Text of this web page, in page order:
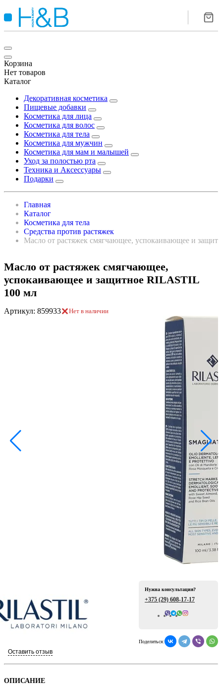
Корзина
Нет товаров
Каталог
Декоративная косметика
Пищевые добавки
Косметика для лица
Косметика для волос
Косметика для тела
Косметика для мужчин
Косметика для мам и малышей
Уход за полостью рта
Техника и Аксессуары
Подарки
Главная
Каталог
Косметика для тела
Средства против растяжек
Масло от растяжек смягчающее, успокаивающее и
Масло от растяжек смягчающее,
успокаивающее и защитное RILASTIL
100 мл
Артикул: 859933 Нет в наличии
Всего отзывов: 0
Оставить отзыв
Нужна консультация?
+375 (29) 608-17-17
Поделиться:
ОПИСАНИЕ